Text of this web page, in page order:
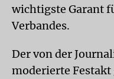
wichtigste Garant
Verbandes.
Der von der
moderierte